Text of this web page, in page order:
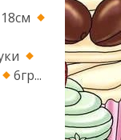
6гр...